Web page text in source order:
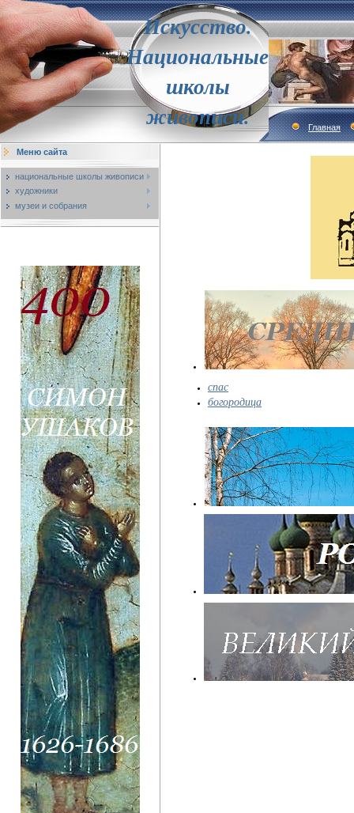
Искусство.
Национальные
школы
живописи.
Главная
Меню сайта
национальные школы живописи
художники
музеи и собрания
спас
богородица